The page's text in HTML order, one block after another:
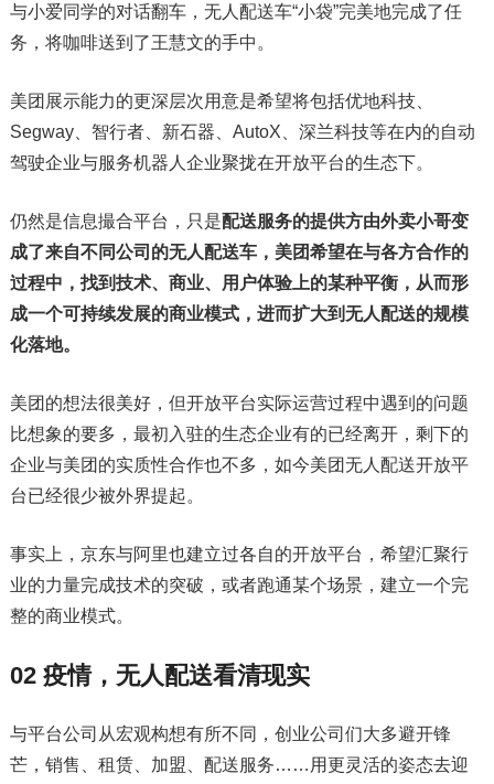
与小爱同学的对话翻车，无人配送车“小袋”完美地完成了任
务，将咖啡送到了王慧文的手中。
美团展示能力的更深层次用意是希望将包括优地科技、
Segway、智行者、新石器、AutoX、深兰科技等在内的自动
驾驶企业与服务机器人企业聚拢在开放平台的生态下。
仍然是信息撮合平台，只是配送服务的提供方由外卖小哥变
成了来自不同公司的无人配送车，美团希望在与各方合作的
过程中，找到技术、商业、用户体验上的某种平衡，从而形
成一个可持续发展的商业模式，进而扩大到无人配送的规模
化落地。
美团的想法很美好，但开放平台实际运营过程中遇到的问题
比想象的要多，最初入驻的生态企业有的已经离开，剩下的
企业与美团的实质性合作也不多，如今美团无人配送开放平
台已经很少被外界提起。
事实上，京东与阿里也建立过各自的开放平台，希望汇聚行
业的力量完成技术的突破，或者跑通某个场景，建立一个完
整的商业模式。
02 疫情，无人配送看清现实
与平台公司从宏观构想有所不同，创业公司们大多避开锋
芒，销售、租赁、加盟、配送服务……用更灵活的姿态去迎